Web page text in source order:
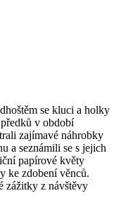
se kluci a holky
v období
zajímavé náhrobky
a seznámili se s jejich
papírové květy
ke zdobení věnců.
zážitky z návštěvy